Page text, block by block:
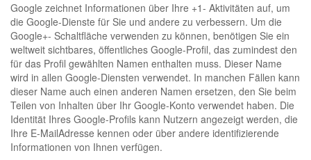
Google zeichnet Informationen über Ihre +1- Aktivitäten auf, um
die Google-Dienste für Sie und andere zu verbessern. Um die
Google+- Schaltfläche verwenden zu können, benötigen Sie ein
weltweit sichtbares, öffentliches Google-Profil, das zumindest den
für das Profil gewählten Namen enthalten muss. Dieser Name
wird in allen Google-Diensten verwendet. In manchen Fällen kann
dieser Name auch einen anderen Namen ersetzen, den Sie beim
Teilen von Inhalten über Ihr Google-Konto verwendet haben. Die
Identität Ihres Google-Profils kann Nutzern angezeigt werden, die
Ihre E-MailAdresse kennen oder über andere identifizierende
Informationen von Ihnen verfügen.